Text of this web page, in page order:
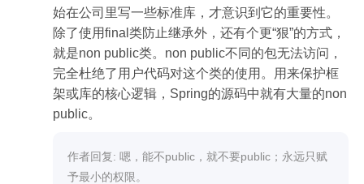
始在公司里写一些标准库，才意识到它的重要性。
除了使用final类防止继承外，还有个更“狠”的方式，
就是non public类。non public不同的包无法访问，
完全杜绝了用户代码对这个类的使用。用来保护框
架或库的核心逻辑，Spring的源码中就有大量的non
public。
作者回复: 嗯，能不public，就不要public；永远只赋
予最小的权限。